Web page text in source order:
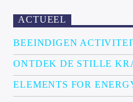
ACTUEEL
BEEINDIGEN
ONTDEK DE STILLE
ELEMENTS FOR